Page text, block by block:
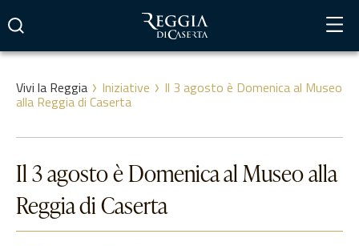
contenuto
Vivi la Reggia Iniziative Il 3 agosto è Domenica al Museo
alla Reggia di Caserta
Il 3 agosto è Domenica al Museo alla
Reggia di Caserta